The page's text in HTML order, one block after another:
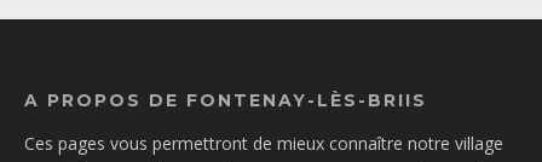
A PROPOS DE FONTENAY-LÈS-BRIIS
Ces pages vous permettront de mieux connaître notre village